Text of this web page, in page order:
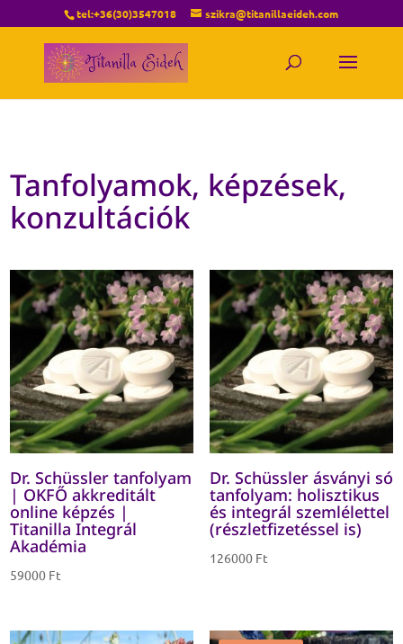
tel:+36(30)3547018 szikra@titanillaeideh.com
Tanfolyamok, képzések,
konzultációk
Dr. Schüssler tanfolyam
| OKFŐ akkreditált
online képzés |
Titanilla Integrál
Akadémia
59000 Ft
Dr. Schüssler ásványi só
tanfolyam: holisztikus
és integrál szemlélettel
(részletfizetéssel is)
126000 Ft